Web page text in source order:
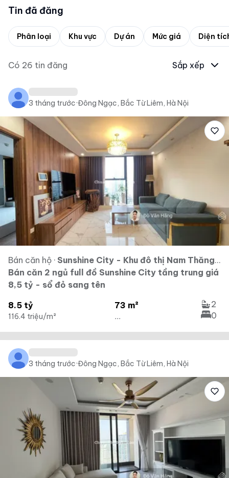
Tin đã đăng
Phân loại Khu vực Dự án Mức giá Diện
Có 26 tin đăng Sắp xếp
3 tháng trước·Đông Ngạc, Bắc Từ Liêm, Hà Nội
Bán căn hộ · Sunshine City - Khu đô thị Nam Thăng Long - Ciputra
Bán căn 2 ngủ full đồ Sunshine City tầng trung giá
8,5 tỷ - sổ đỏ sang tên
8.5 tỷ
116.4 triệu/m²
73 m²
...
2
0
3 tháng trước·Đông Ngạc, Bắc Từ Liêm, Hà Nội